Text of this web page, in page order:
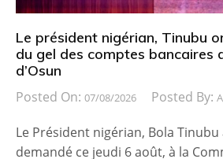
Le président nigérian, Tinubu
du gel des comptes bancaires
d’Osun
Posted On: 07/08/2026 Posted By:
Le Président nigérian, Bola
demandé ce jeudi 6 août, à la